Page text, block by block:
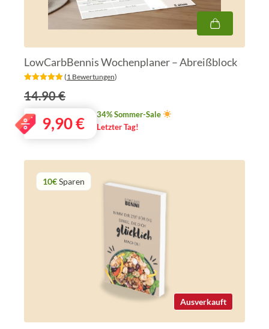
LowCarbBennis Wochenplaner – Abreißblock
‎ (1 Bewertungen)
14.90 €
9,90€
34% Sommer-Sale
Letzter Tag!
Ausverkauft
10€Sparen